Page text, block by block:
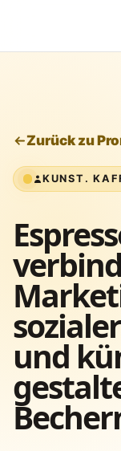
Zurück zu
KUNST.
und